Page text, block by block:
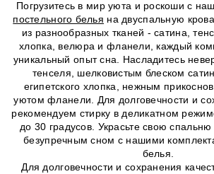
Погрузитесь в мир уюта и роскоши с
постельного белья на двуспальную
из разнообразных тканей - сатина,
хлопка, велюра и фланели, каждый
уникальный опыт сна. Насладитесь
тенселя, шелковистым блеском
египетского хлопка, нежным
уютом фланели. Для долговечности и
рекомендуем стирку в деликатном
до 30 градусов. Украсьте свою
безупречным сном с нашими
белья.
Для долговечности и сохранения